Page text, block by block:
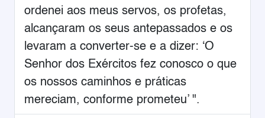
ordenei aos meus servos, os profetas,
alcançaram os seus antepassados e os
levaram a converter-se e a dizer: ‘O
Senhor dos Exércitos fez conosco o que
os nossos caminhos e práticas
mereciam, conforme prometeu’ ".